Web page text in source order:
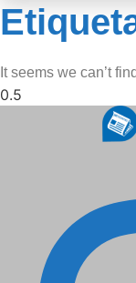
It seems we can’t